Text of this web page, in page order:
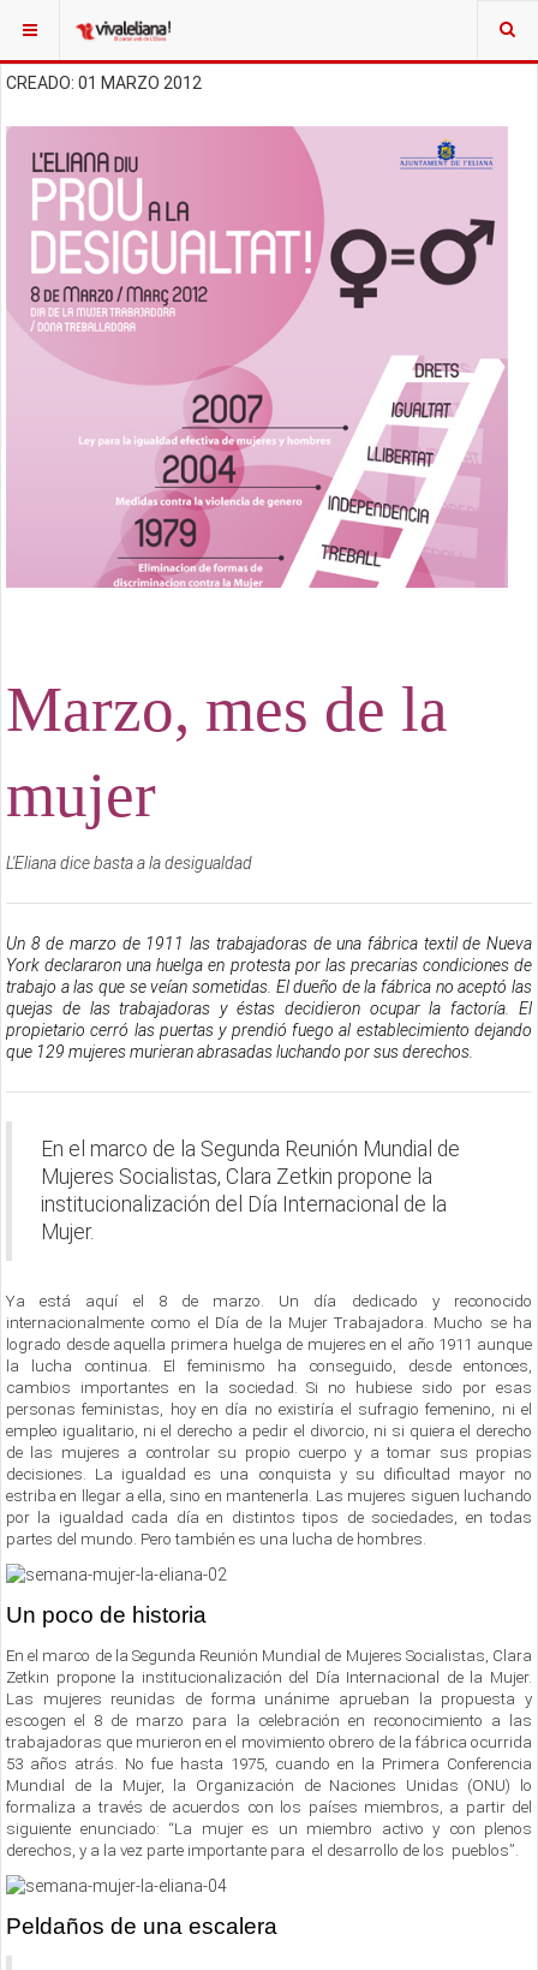
CREADO: 01 MARZO 2012
Marzo, mes de la
mujer
L'Eliana dice basta a la desigualdad
Un 8 de marzo de 1911 las trabajadoras de una fábrica textil de Nueva
York declararon una huelga en protesta por las precarias condiciones de
trabajo a las que se veían sometidas. El dueño de la fábrica no aceptó las
quejas de las trabajadoras y éstas decidieron ocupar la factoría. El
propietario cerró las puertas y prendió fuego al establecimiento dejando
que 129 mujeres murieran abrasadas luchando por sus derechos.
En el marco de la Segunda Reunión Mundial de
Mujeres Socialistas, Clara Zetkin propone la
institucionalización del Día Internacional de la
Mujer.
Ya está aquí el 8 de marzo. Un día dedicado y reconocido
internacionalmente como el Día de la Mujer Trabajadora. Mucho se ha
logrado desde aquella primera huelga de mujeres en el año 1911 aunque
la lucha continua. El feminismo ha conseguido, desde entonces,
cambios importantes en la sociedad. Si no hubiese sido por esas
personas feministas, hoy en día no existiría el sufragio femenino, ni el
empleo igualitario, ni el derecho a pedir el divorcio, ni si quiera el derecho
de las mujeres a controlar su propio cuerpo y a tomar sus propias
decisiones. La igualdad es una conquista y su dificultad mayor no
estriba en llegar a ella, sino en mantenerla. Las mujeres siguen luchando
por la igualdad cada día en distintos tipos de sociedades, en todas
partes del mundo. Pero también es una lucha de hombres.
Un poco de historia
En el marco de la Segunda Reunión Mundial de Mujeres Socialistas, Clara
Zetkin propone la institucionalización del Día Internacional de la Mujer.
Las mujeres reunidas de forma unánime aprueban la propuesta y
escogen el 8 de marzo para la celebración en reconocimiento a las
trabajadoras que murieron en el movimiento obrero de la fábrica ocurrida
53 años atrás. No fue hasta 1975, cuando en la Primera Conferencia
Mundial de la Mujer, la Organización de Naciones Unidas (ONU) lo
formaliza a través de acuerdos con los países miembros, a partir del
siguiente enunciado: “La mujer es un miembro activo y con plenos
derechos, y a la vez parte importante para el desarrollo de los pueblos”.
Peldaños de una escalera